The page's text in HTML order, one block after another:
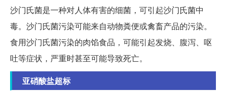
沙门氏菌是一种对人体有害的细菌，可引起沙门氏菌中
毒。沙门氏菌污染可能来自动物粪便或禽畜产品的污染。
食用沙门氏菌污染的肉馅食品，可能引起发烧、腹泻、呕
吐等症状，严重时甚至可能导致死亡。
亚硝酸盐超标